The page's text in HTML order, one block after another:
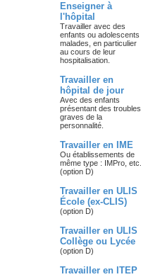
Enseigner à
l'hôpital
Travailler avec des
enfants ou adolescents
malades, en particulier
au cours de leur
hospitalisation.
Travailler en
hôpital de jour
Avec des enfants
présentant des troubles
graves de la
personnalité.
Travailler en IME
Ou établissements de
même type : IMPro, etc.
(option D)
Travailler en ULIS
École (ex-CLIS)
(option D)
Travailler en ULIS
Collège ou Lycée
(option D)
Travailler en ITEP